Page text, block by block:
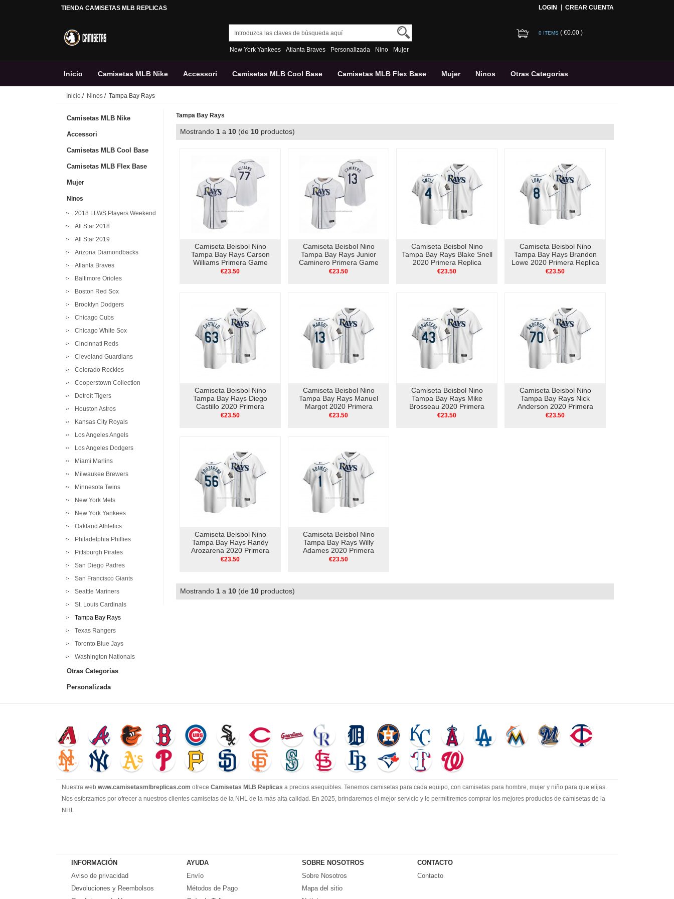
TIENDA CAMISETAS MLB REPLICAS LOGIN CREAR CUENTA
New York Yankees Atlanta Braves Personalizada Nino Mujer
0 ITEMS ( €0.00 )
Inicio Camisetas MLB Nike Accessori Camisetas MLB Cool Base Camisetas MLB Flex Base Mujer Ninos Otras Categorias
Personalizada
Inicio / Ninos / Tampa Bay Rays
Camisetas MLB Nike
Accessori
Camisetas MLB Cool Base
Camisetas MLB Flex Base
Mujer
Ninos
2018 LLWS Players Weekend
All Star 2018
All Star 2019
Arizona Diamondbacks
Atlanta Braves
Baltimore Orioles
Boston Red Sox
Brooklyn Dodgers
Chicago Cubs
Chicago White Sox
Cincinnati Reds
Cleveland Guardians
Colorado Rockies
Cooperstown Collection
Detroit Tigers
Houston Astros
Kansas City Royals
Los Angeles Angels
Los Angeles Dodgers
Miami Marlins
Milwaukee Brewers
Minnesota Twins
New York Mets
New York Yankees
Oakland Athletics
Philadelphia Phillies
Pittsburgh Pirates
San Diego Padres
San Francisco Giants
Seattle Mariners
St. Louis Cardinals
Tampa Bay Rays
Texas Rangers
Toronto Blue Jays
Washington Nationals
Otras Categorias
Personalizada
Tampa Bay Rays
Mostrando 1 a 10 (de 10 productos)
Camiseta Beisbol Nino
Tampa Bay Rays Carson
Williams Primera Game
Blanco
€23.50
Camiseta Beisbol Nino
Tampa Bay Rays Junior
Caminero Primera Game
Blanco
€23.50
Camiseta Beisbol Nino
Tampa Bay Rays Blake Snell
2020 Primera Replica
Blanco
€23.50
Camiseta Beisbol Nino
Tampa Bay Rays Brandon
Lowe 2020 Primera Replica
Blanco
€23.50
Camiseta Beisbol Nino
Tampa Bay Rays Diego
Castillo 2020 Primera
Replica Blanco
€23.50
Camiseta Beisbol Nino
Tampa Bay Rays Manuel
Margot 2020 Primera
Replica Blanco
€23.50
Camiseta Beisbol Nino
Tampa Bay Rays Mike
Brosseau 2020 Primera
Replica Blanco
€23.50
Camiseta Beisbol Nino
Tampa Bay Rays Nick
Anderson 2020 Primera
Replica Blanco
€23.50
Camiseta Beisbol Nino
Tampa Bay Rays Randy
Arozarena 2020 Primera
Replica Blanco
€23.50
Camiseta Beisbol Nino
Tampa Bay Rays Willy
Adames 2020 Primera
Replica Blanco
€23.50
Mostrando 1 a 10 (de 10 productos)
Nuestra web www.camisetasmlbreplicas.com ofrece Camisetas MLB Replicas a precios asequibles. Tenemos camisetas para cada equipo, con camisetas para hombre, mujer y niño para que elijas.
Nos esforzamos por ofrecer a nuestros clientes camisetas de la NHL de la más alta calidad. En 2025, brindaremos el mejor servicio y le permitiremos comprar los mejores productos de camisetas de la
NHL.
INFORMACIÓN
Aviso de privacidad
Devoluciones y Reembolsos
AYUDA
Envío
Métodos de Pago
SOBRE NOSOTROS
Sobre Nosotros
Mapa del sitio
CONTACTO
Contacto